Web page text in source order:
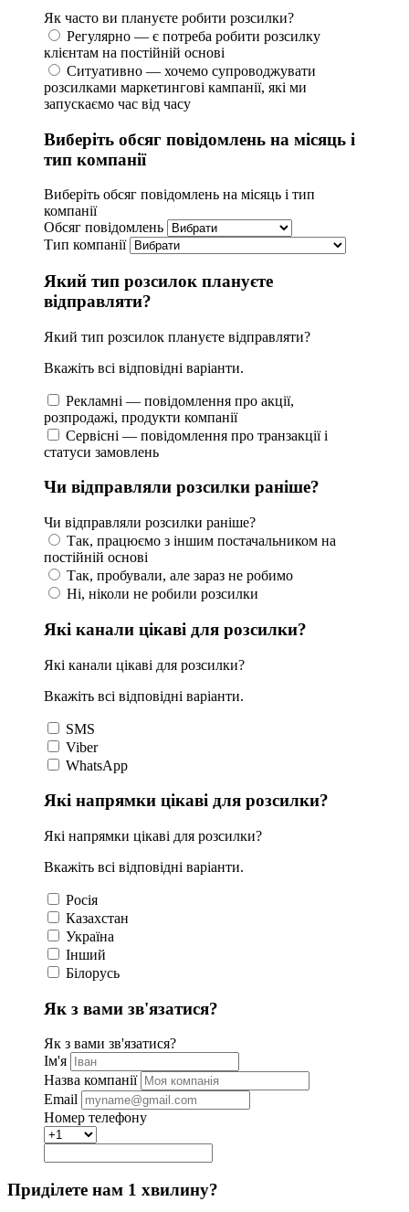
Як часто ви плануєте робити розсилки?
Регулярно — є потреба робити розсилку
клієнтам на постійній основі
Ситуативно — хочемо супроводжувати
розсилками маркетингові кампанії, які ми
запускаємо час від часу
Виберіть обсяг повідомлень на місяць і
тип компанії
Виберіть обсяг повідомлень на місяць і тип
компанії
Обсяг повідомлень
Тип компанії
Який тип розсилок плануєте
відправляти?
Який тип розсилок плануєте відправляти?
Вкажіть всі відповідні варіанти.
Рекламні — повідомлення про акції,
розпродажі, продукти компанії
Сервісні — повідомлення про транзакції і
статуси замовлень
Чи відправляли розсилки раніше?
Чи відправляли розсилки раніше?
Так, працюємо з іншим постачальником на
постійній основі
Так, пробували, але зараз не робимо
Ні, ніколи не робили розсилки
Які канали цікаві для розсилки?
Які канали цікаві для розсилки?
Вкажіть всі відповідні варіанти.
SMS
Viber
WhatsApp
Які напрямки цікаві для розсилки?
Які напрямки цікаві для розсилки?
Вкажіть всі відповідні варіанти.
Росія
Казахстан
Україна
Інший
Білорусь
Як з вами зв'язатися?
Як з вами зв'язатися?
Ім'я
Назва компанії
Email
Номер телефону
Приділете нам 1 хвилину?